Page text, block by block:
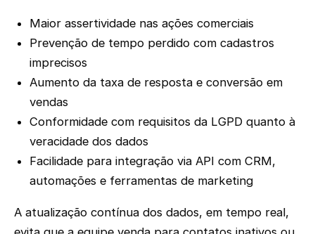
Maior assertividade nas ações comerciais
Prevenção de tempo perdido com cadastros
imprecisos
Aumento da taxa de resposta e conversão em
vendas
Conformidade com requisitos da LGPD quanto à
veracidade dos dados
Facilidade para integração via API com CRM,
automações e ferramentas de marketing
A atualização contínua dos dados, em tempo real,